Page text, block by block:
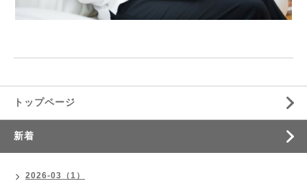
トップページ
新着
2026-03（1）